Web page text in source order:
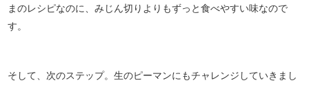
まのレシピなのに、みじん切りよりもずっと食べやすい味なので
す。
そして、次のステップ。生のピーマンにもチャレンジしていきまし